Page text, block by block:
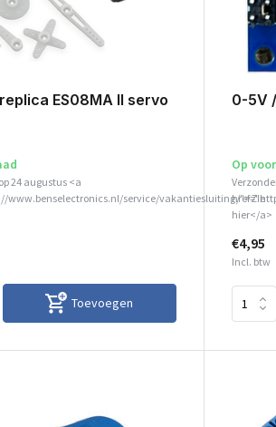
ES08MA II servo
24 augustus <a
www.benselectronics.nl/service/vakantiesluiting/">Zie
Toevoegen
0-5V
Op
hier</a>
€4,95
Incl. btw